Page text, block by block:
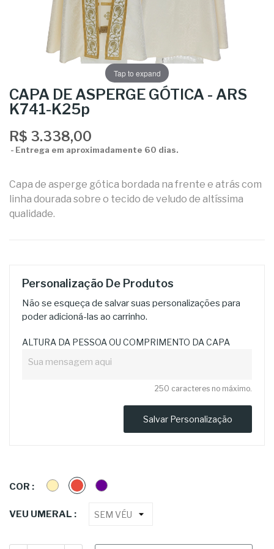
Tap to expand
CAPA DE ASPERGE GÓTICA - ARS
K741-K25p
R$ 3.338,00
Entrega em aproximadamente 60 dias.
Capa de asperge gótica bordada na frente e atrás com
linha dourada sobre o tecido de veludo de altíssima
qualidade.
Personalização De Produtos
Não se esqueça de salvar suas personalizações para
poder adicioná-las ao carrinho.
ALTURA DA PESSOA OU COMPRIMENTO DA CAPA
250 caracteres no máximo.
Salvar Personalização
COR : CREMEVERMELHO
ROXA
VEU UMERAL :